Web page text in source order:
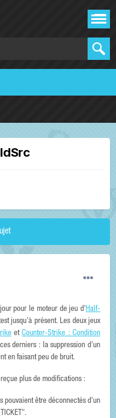
pour le moteur de jeu d'Half-
jusqu'à présent. Les deux jeux
etCounter-Strike : Condition
derniers : la suppression d'un
en faisant peu de bruit.
plus de modifications :
pouvaient être déconnectés d'un